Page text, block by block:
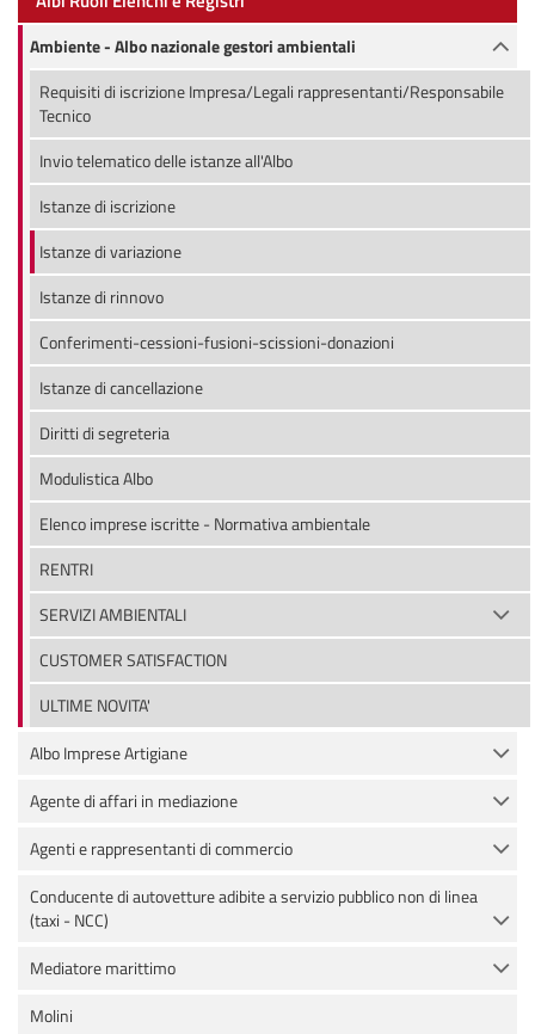
Ambiente - Albo nazionale gestori ambientali
Requisiti di iscrizione Impresa/Legali rappresentanti/Responsabile
Tecnico
Invio telematico delle istanze all'Albo
Istanze di iscrizione
Istanze di variazione
Istanze di rinnovo
Conferimenti-cessioni-fusioni-scissioni-donazioni
Istanze di cancellazione
Diritti di segreteria
Modulistica Albo
Elenco imprese iscritte - Normativa ambientale
RENTRI
SERVIZI AMBIENTALI
CUSTOMER SATISFACTION
ULTIME NOVITA'
Albo Imprese Artigiane
Agente di affari in mediazione
Agenti e rappresentanti di commercio
Conducente di autovetture adibite a servizio pubblico non di linea
(taxi - NCC)
Mediatore marittimo
Molini